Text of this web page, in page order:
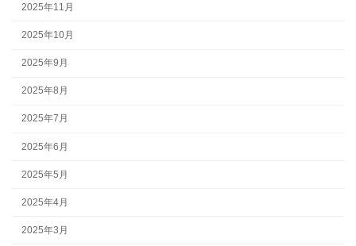
2025年11月
2025年10月
2025年9月
2025年8月
2025年7月
2025年6月
2025年5月
2025年4月
2025年3月